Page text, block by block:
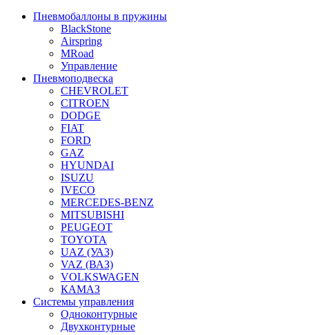
Пневмобаллоны в пружины
BlackStone
Airspring
MRoad
Управление
Пневмоподвеска
CHEVROLET
CITROEN
DODGE
FIAT
FORD
GAZ
HYUNDAI
ISUZU
IVECO
MERCEDES-BENZ
MITSUBISHI
PEUGEOT
TOYOTA
UAZ (УАЗ)
VAZ (ВАЗ)
VOLKSWAGEN
КАМАЗ
Системы управления
Одноконтурные
Двухконтурные